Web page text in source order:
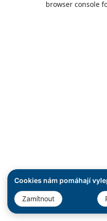
Cookies nám pomáhají
Zamítnout
browser console